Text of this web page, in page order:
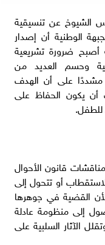
الشيوخ عن تنسيقية
الوطنية أن إصدار
أصبح ضرورة تشريعية
وحسم العديد من
مشددًا على أن الهدف
يكون الحفاظ على
للطفل.
قانون الأحوال
أو تتحول إلى
القضية في جوهرها
إلى منظومة عادلة
الآثار السلبية على